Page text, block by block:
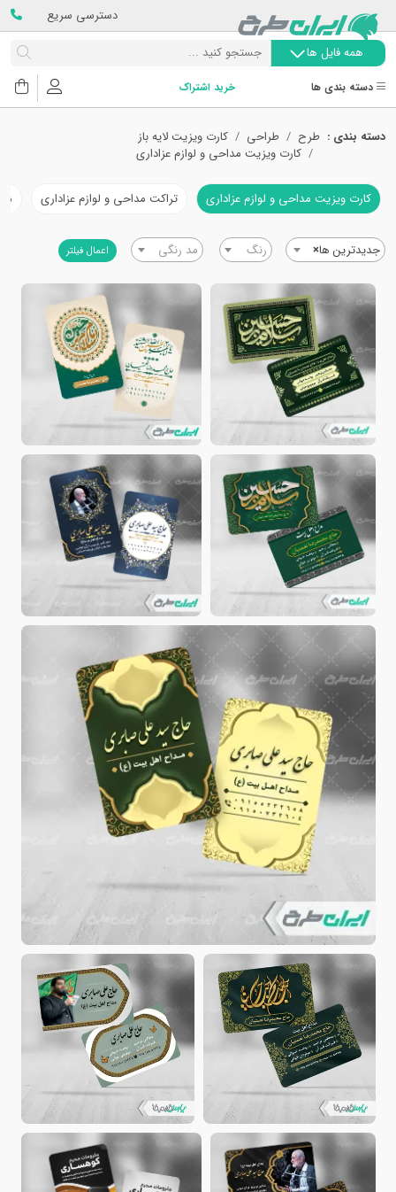
دسترسی سریع
همه فایل ها
دسته بندی ها خرید اشتراک
دسته بندی : طرح طراحی
کارت ویزیت لایه باز
کارت ویزیت مداحی و لوازم عزاداری
کارت ویزیت مداحی و لوازم عزاداری تراکت مداحی و لوازم عزاداری
×جدیدترین ها رنگ مد رنگی اعمال فیلتر